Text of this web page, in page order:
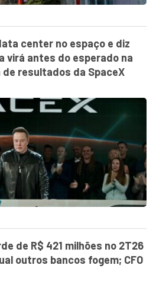
center no espaço e diz
virá antes do esperado na
resultados da SpaceX
de R$ 421 milhões no 2T26
outros bancos fogem; CFO